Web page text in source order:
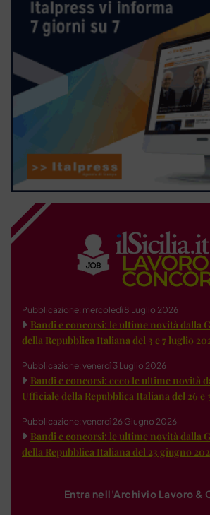
Pubblicazione: mercoledì 8 Luglio 2026
Bandi e concorsi: le ultime novità dalla
della Repubblica Italiana del 3 e 7 luglio
Pubblicazione: venerdì 3 Luglio 2026
Bandi e concorsi: ecco le ultime novità
Ufficiale della Repubblica Italiana del 26 e
Pubblicazione: venerdì 26 Giugno 2026
Bandi e concorsi: le ultime novità dalla
della Repubblica Italiana del 23 giugno
Entra nell'Archivio Lavoro &